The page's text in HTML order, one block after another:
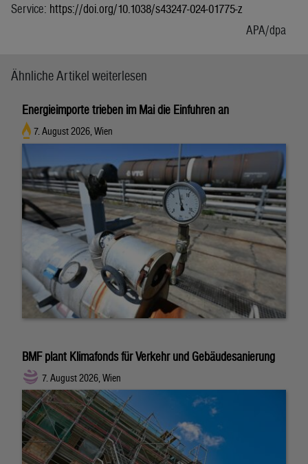
Service: https://doi.org/10.1038/s43247-024-01775-z
APA/dpa
Ähnliche Artikel weiterlesen
Energieimporte trieben im Mai die Einfuhren an
7. August 2026, Wien
BMF plant Klimafonds für Verkehr und Gebäudesanierung
7. August 2026, Wien